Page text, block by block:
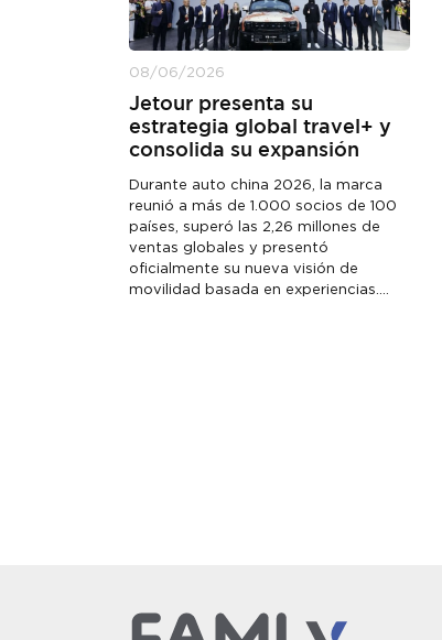
08/06/2026
Jetour presenta su
estrategia global travel+ y
consolida su expansión
Durante auto china 2026, la marca
reunió a más de 1.000 socios de 100
países, superó las 2,26 millones de
ventas globales y presentó
oficialmente su nueva visión de
movilidad basada en experiencias....